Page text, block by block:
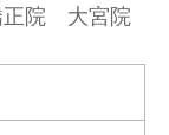
正院 大宮院